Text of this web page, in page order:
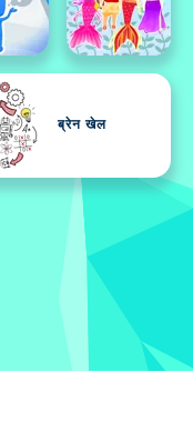
ब्रेन खेल